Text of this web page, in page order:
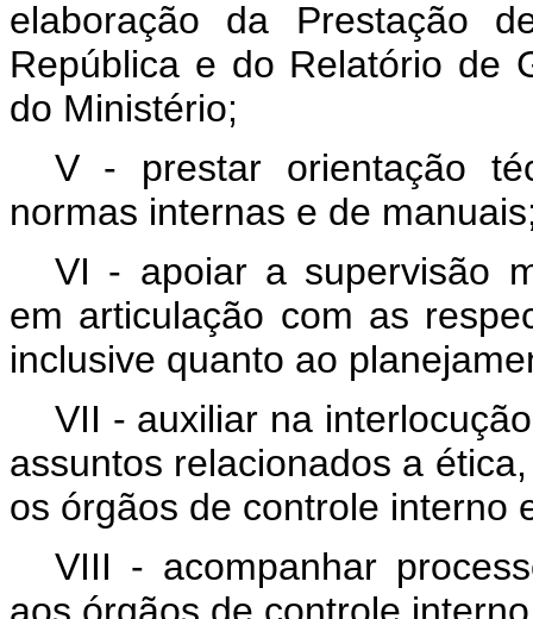
elaboração da Prestação
República e do Relatório de
do Ministério;
V - prestar orientação
normas internas e de
VI - apoiar a supervisão
em articulação com as
inclusive quanto ao
VII - auxiliar na
assuntos relacionados a
os órgãos de controle interno
VIII - acompanhar